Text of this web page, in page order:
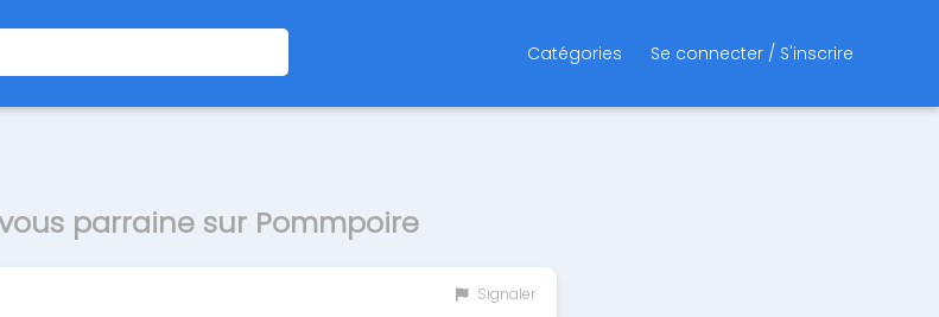
Catégories Se connecter / S'inscrire
parraine sur Pommpoire
Signaler